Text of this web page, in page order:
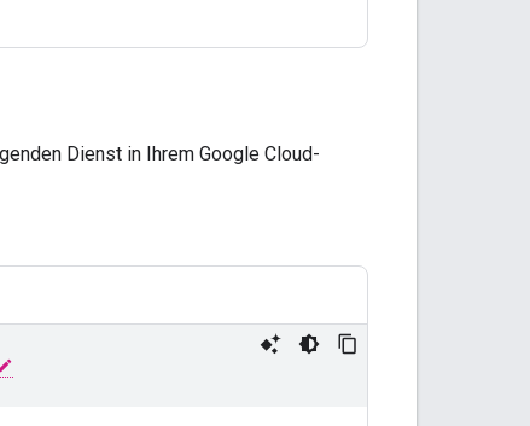
Dienst in Ihrem Google Cloud-